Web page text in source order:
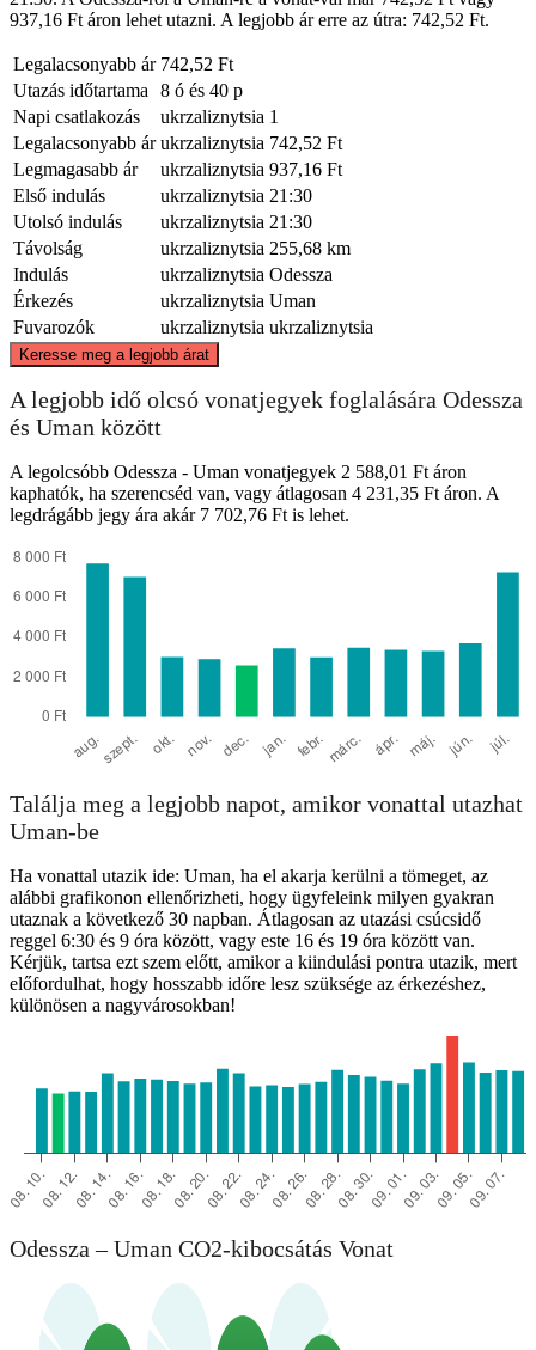
937,16 Ft áron lehet utazni. A legjobb ár erre az útra: 742,52 Ft.
Legalacsonyabb ár 742,52 Ft
Utazás időtartama
8 ó és 40 p
Napi csatlakozás
ukrzaliznytsia 1
Legalacsonyabb ár ukrzaliznytsia 742,52 Ft
Legmagasabb ár
ukrzaliznytsia 937,16 Ft
Első indulás
ukrzaliznytsia 21:30
Utolsó indulás
ukrzaliznytsia 21:30
Távolság
ukrzaliznytsia 255,68 km
Indulás
ukrzaliznytsia Odessza
Érkezés
ukrzaliznytsia Uman
Fuvarozók
ukrzaliznytsia ukrzaliznytsia
Keresse meg a legjobb árat
©CARTO, © OpenStreetMap
A legjobb idő olcsó vonatjegyek foglalására Odessza
és Uman között
A legolcsóbb Odessza - Uman vonatjegyek 2 588,01 Ft áron
kaphatók, ha szerencséd van, vagy átlagosan 4 231,35 Ft áron. A
legdrágább jegy ára akár 7 702,76 Ft is lehet.
Találja meg a legjobb napot, amikor vonattal utazhat
Uman-be
Ha vonattal utazik ide: Uman, ha el akarja kerülni a tömeget, az
alábbi grafikonon ellenőrizheti, hogy ügyfeleink milyen gyakran
utaznak a következő 30 napban. Átlagosan az utazási csúcsidő
reggel 6:30 és 9 óra között, vagy este 16 és 19 óra között van.
Kérjük, tartsa ezt szem előtt, amikor a kiindulási pontra utazik, mert
előfordulhat, hogy hosszabb időre lesz szüksége az érkezéshez,
különösen a nagyvárosokban!
Odessza – Uman CO2-kibocsátás Vonat